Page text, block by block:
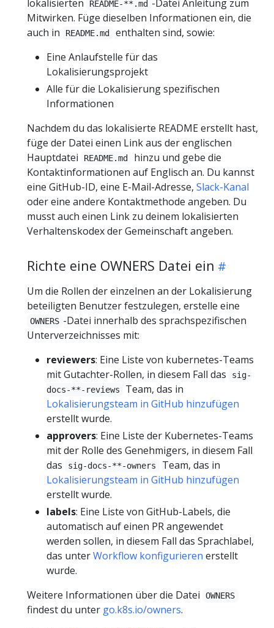
lokalisierten README-**.md -Datei Anleitung zum
Mitwirken. Füge dieselben Informationen ein, die
auch in
README.md
enthalten sind, sowie:
Eine Anlaufstelle für das
Lokalisierungsprojekt
Alle für die Lokalisierung spezifischen
Informationen
Nachdem du das lokalisierte README erstellt hast,
füge der Datei einen Link aus der englischen
Hauptdatei
README.md
hinzu und gebe die
Kontaktinformationen auf Englisch an. Du kannst
eine GitHub-ID, eine E-Mail-Adresse, Slack-Kanal
oder eine andere Kontaktmethode angeben. Du
musst auch einen Link zu deinem lokalisierten
Verhaltenskodex der Gemeinschaft angeben.
Richte eine OWNERS Datei ein
Um die Rollen der einzelnen an der Lokalisierung
beteiligten Benutzer festzulegen, erstelle eine
OWNERS -Datei innerhalb des sprachspezifischen
Unterverzeichnisses mit:
reviewers: Eine Liste von kubernetes-Teams
mit Gutachter-Rollen, in diesem Fall das
sig-
docs-**-reviews
Team, das in
Lokalisierungsteam in GitHub hinzufügen
erstellt wurde.
approvers: Eine Liste der Kubernetes-Teams
mit der Rolle des Genehmigers, in diesem Fall
das
sig-docs-**-owners
Team, das in
Lokalisierungsteam in GitHub hinzufügen
erstellt wurde.
labels: Eine Liste von GitHub-Labels, die
automatisch auf einen PR angewendet
werden sollen, in diesem Fall das Sprachlabel,
das unterWorkflow konfigurieren erstellt
wurde.
Weitere Informationen über die Datei
OWNERS
findest du unter go.k8s.io/owners.